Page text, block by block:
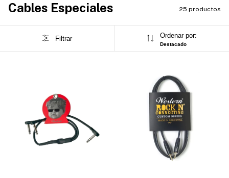
Cables Especiales 25 productos
Filtrar Ordenar por:
Destacado